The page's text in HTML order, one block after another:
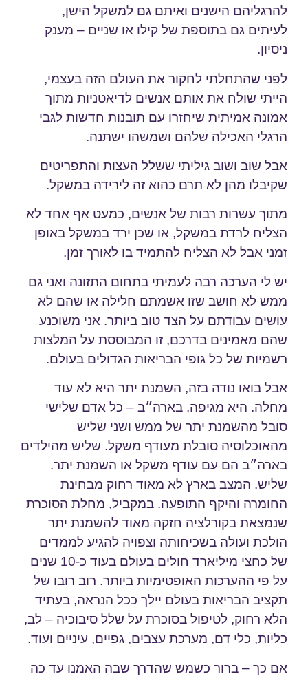
להרגליהם הישנים ואיתם גם למשקל הישן,
לעיתים גם בתוספת של קילו או שניים – מענק
ניסיון.
לפני שהתחלתי לחקור את העולם הזה בעצמי,
הייתי שולח את אותם אנשים לדיאטניות מתוך
אמונה אמיתית שיחזרו עם תובנות חדשות לגבי
הרגלי האכילה שלהם ושמשהו ישתנה.
אבל שוב ושוב גיליתי ששלל העצות והתפריטים
שקיבלו מהן לא תרם כהוא זה לירידה במשקל.
מתוך עשרות רבות של אנשים, כמעט אף אחד לא
הצליח לרדת במשקל, או שכן ירד במשקל באופן
זמני אבל לא הצליח להתמיד בו לאורך זמן.
יש לי הערכה רבה לעמיתי בתחום התזונה ואני גם
ממש לא חושב שזו אשמתם חלילה או שהם לא
עושים עבודתם על הצד טוב ביותר. אני משוכנע
שהם מאמינים בדרכם, זו המבוססת על המלצות
רשמיות של כל גופי הבריאות הגדולים בעולם.
אבל בואו נודה בזה, השמנת יתר היא לא עוד
מחלה. היא מגיפה. בארה״ב – כל אדם שלישי
סובל מהשמנת יתר של ממש ושני שליש
מהאוכלוסיה סובלת מעודף משקל. שליש מהילדים
בארה״ב הם עם עודף משקל או השמנת יתר.
שליש. המצב בארץ לא מאוד רחוק מבחינת
החומרה והיקף התופעה. במקביל, מחלת הסוכרת
שנמצאת בקורלציה חזקה מאוד להשמנת יתר
הולכת ועולה בשכיחותה וצפויה להגיע לממדים
של כחצי מיליארד חולים בעולם בעוד כ-10 שנים
על פי ההערכות האופטימיות ביותר. רוב רובו של
תקציב הבריאות בעולם יילך ככל הנראה, בעתיד
הלא רחוק, לטיפול בסוכרת על שלל סיבוכיה – לב,
כליות, כלי דם, מערכת עצבים, גפיים, עיניים ועוד.
אם כך – ברור כשמש שהדרך שבה האמנו עד כה